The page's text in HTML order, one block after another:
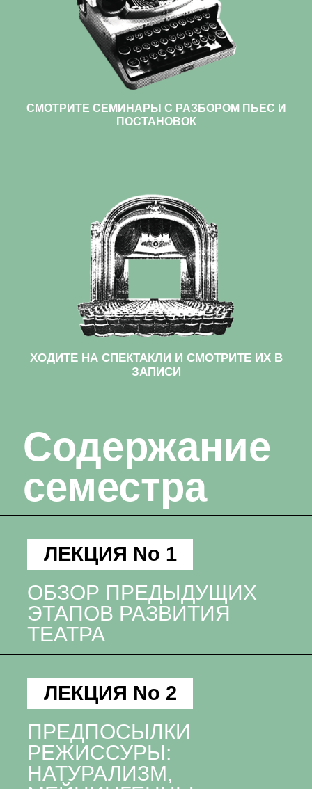
СМОТРИТЕ СЕМИНАРЫ С РАЗБОРОМ ПЬЕС И
ПОСТАНОВОК
ХОДИТЕ НА СПЕКТАКЛИ И СМОТРИТЕ ИХ В
ЗАПИСИ
Содержание
семестра
ОБЗОР ПРЕДЫДУЩИХ
ЭТАПОВ РАЗВИТИЯ
ТЕАТРА
ЛЕКЦИЯ No 1
ПРЕДПОСЫЛКИ
РЕЖИССУРЫ:
НАТУРАЛИЗМ,
ЛЕКЦИЯ No 2